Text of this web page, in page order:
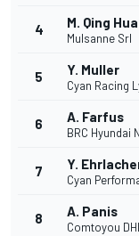
4 M. Qing Hua
Mulsanne Srl
5 Y. Muller
Cyan Racing
6 A. Farfus
BRC Hyundai
7 Y.
Cyan
8 A. Panis
Comtoyou